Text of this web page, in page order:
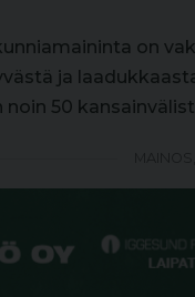
on
ja
50